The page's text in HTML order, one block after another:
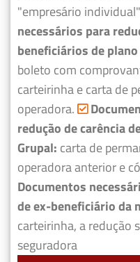
"empresário
necessários para
beneficiários de
boleto com
carteirinha e carta de
operadora.
redução de carência
Grupal: carta de
operadora anterior e
Documentos
de ex-beneficiário da
carteirinha, a redução
seguradora